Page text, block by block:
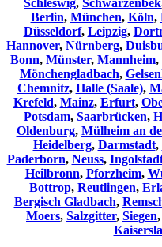
Berlin, München, Köln,
Düsseldorf, Leipzig,
Hannover, Nürnberg,
Bonn, Münster, Mannheim,
Mönchengladbach,
Chemnitz⁠, Halle (Saale),
Krefeld, Mainz, Erfurt,
Potsdam, Saarbrücken,
Oldenburg, Mülheim an
Heidelberg, Darmstadt,
Paderborn, Neuss,
Heilbronn, Pforzheim,
Bottrop, Reutlingen,
Bergisch Gladbach,
Moers, Salzgitter, Siegen,